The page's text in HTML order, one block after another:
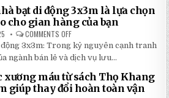
RẺ
TẠI
NHẬT
ĐÔNG
100
TRANG
MỚI
2026:
GIẢM
GIÁ
SỐ
TẬN
GỐC
TẠI
NHẬT
bạt di động 3x3m là lựa chọn
cho gian hàng của bạn
COMMENTS OFF
5
LÝ
DO
NHÀ
BẠT
DI
ĐỘNG
3X3M
3x3m: Trong kỷ nguyên cạnh tranh
ngành bán lẻ và dịch vụ lưu...
xương máu từ sách Thọ Khang
giúp thay đổi hoàn toàn vận